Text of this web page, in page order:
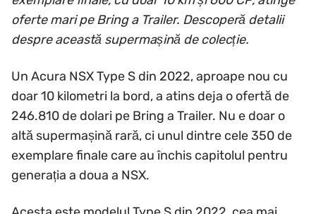
oferte mari pe Bring a Trailer. Descoperă detalii
despre această supermașină de colecție.
Un Acura NSX Type S din 2022, aproape nou cu
doar 10 kilometri la bord, a atins deja o ofertă de
246.810 de dolari pe Bring a Trailer. Nu e doar o
altă supermașină rară, ci unul dintre cele 350 de
exemplare finale care au închis capitolul pentru
generația a doua a NSX.